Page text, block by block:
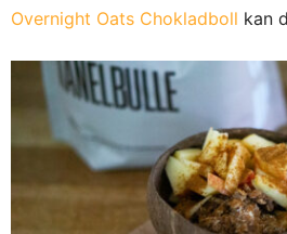
Overnight Oats Chokladboll kan